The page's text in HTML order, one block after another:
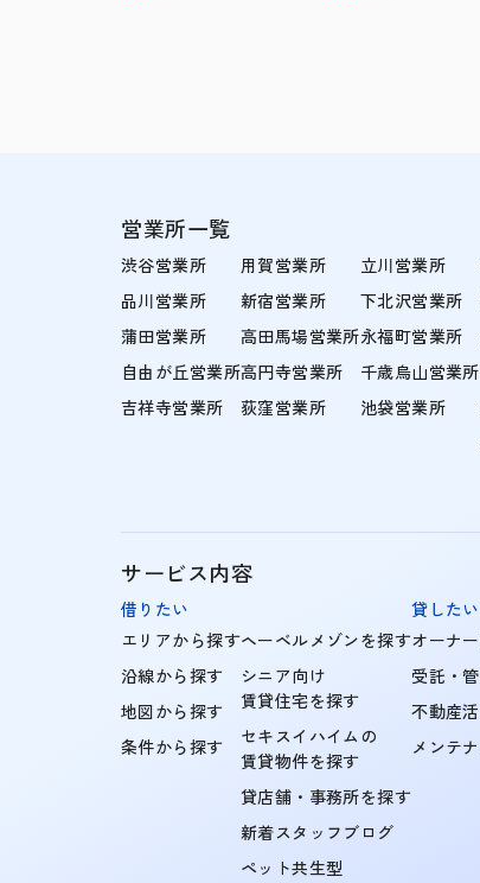
営業所一覧
渋谷営業所
品川営業所
蒲田営業所
自由が丘営業所
吉祥寺営業所
用賀営業所
新宿営業所
高田馬場営業所
高円寺営業所
荻窪営業所
立川営業所
下北沢営業所
永福町営業所
千歳烏山営業所
池袋営業所
サービス内容
借りたい
エリアから探す
沿線から探す
地図から探す
条件から探す
ヘーベルメゾンを探す
シニア向け
賃貸住宅を探す
セキスイハイムの
賃貸物件を探す
貸店舗・事務所を探す
新着スタッフブログ
ペット共生型
貸したい
オーナ
受託・
不動産
メンテ